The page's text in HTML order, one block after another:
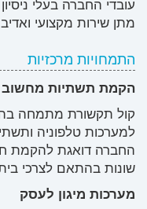
עובדי החברה בעלי
מתן שירות מקצועי
התמחויות מרכזיות
הקמת תשתיות מחשוב
קול תקשורת מתמחה
למערכות טלפוניה
החברה דואגת להקמת
שונות בהתאם לצרכי
מערכות מיגון לעסק